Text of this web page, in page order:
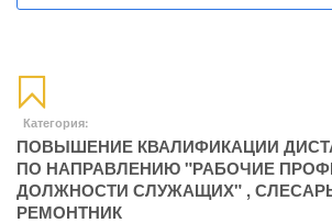
Категория:
ПОВЫШЕНИЕ КВАЛИФИКАЦИИ
ПО НАПРАВЛЕНИЮ "РАБОЧИЕ
ДОЛЖНОСТИ СЛУЖАЩИХ" ,
РЕМОНТНИК